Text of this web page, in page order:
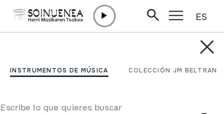
INSTRUMENTOS DE MÚSICA COLECCIÓN JM BELTRAN
Escribe lo que quieres buscar
ES
AMASATIK ARRATERA
Juan Mari Beltran, Luis Astiasaran eta Jose